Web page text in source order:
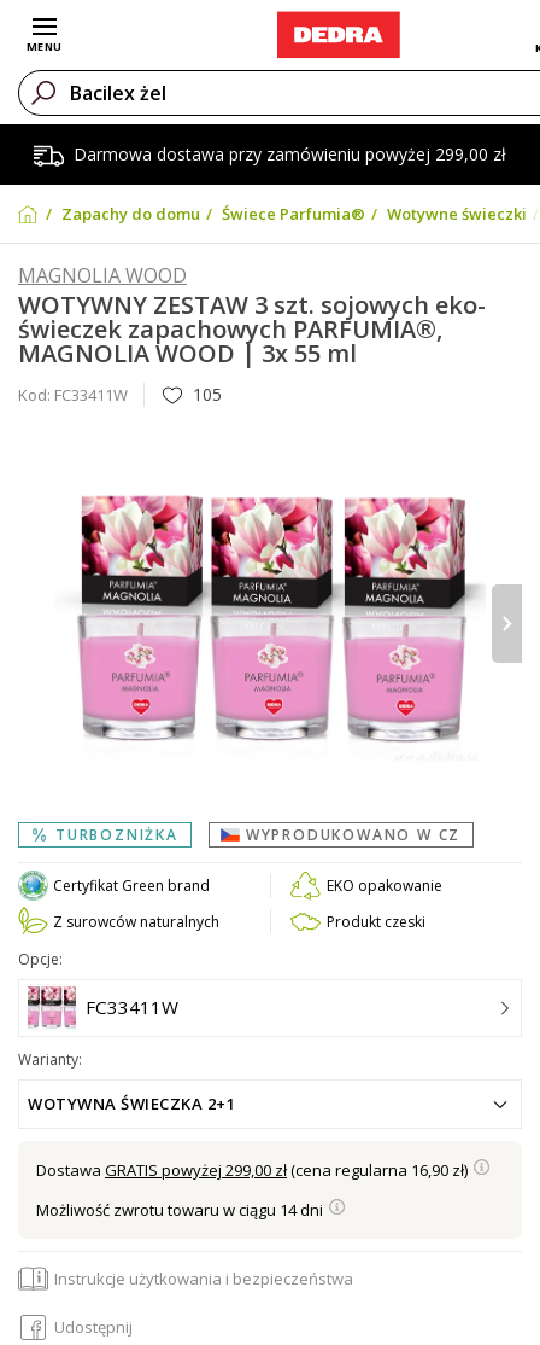
Darmowa dostawa przy zamówieniu powyżej 299,00 zł
Otwórz menu
MENU
Zapachy do domu Świece Parfumia® Wotywne świeczki
MAGNOLIA WOOD
WOTYWNY ZESTAW 3 szt. sojowych eko-
świeczek zapachowych PARFUMIA®,
MAGNOLIA WOOD | 3x 55 ml
Kod: FC33411W 105
›
TURBOZNIŻKA WYPRODUKOWANO W CZ
Certyfikat Green brand
EKO opakowanie
Z surowców naturalnych
Produkt czeski
Opcje:
FC33411W
Warianty:
WOTYWNA ŚWIECZKA 2+1
Dostawa GRATIS powyżej 299,00 zł(cena regularna 16,90 zł)
Możliwość zwrotu towaru w ciągu 14 dni
Instrukcje użytkowania i bezpieczeństwa
Udostępnij